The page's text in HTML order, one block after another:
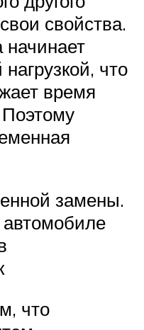
свойства.
начинает
что
время
Поэтому
замены.
что